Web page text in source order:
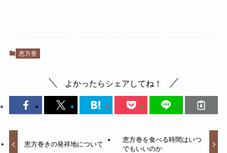
恵方巻
よかったらシェアしてね！
恵方巻きの発祥地について
恵方巻を食べる時間はいつ
でもいいのか